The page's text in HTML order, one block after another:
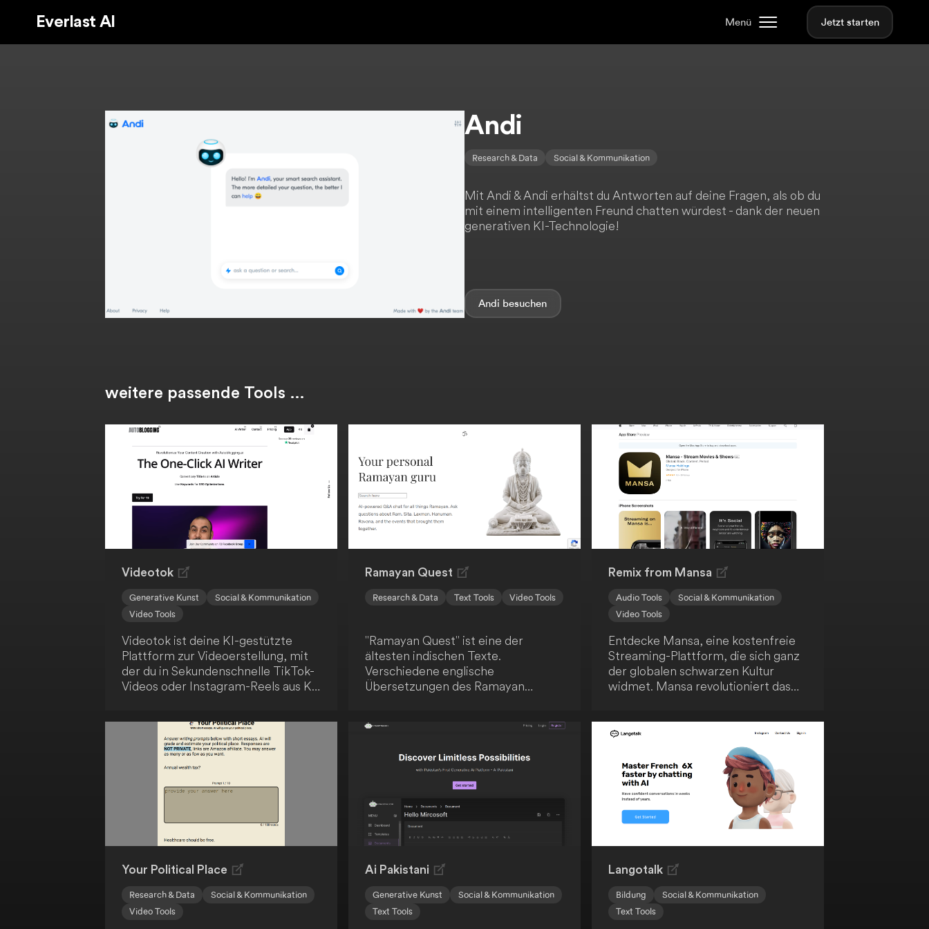
Everlast AI Menü Jetzt starten
Andi
Research & Data Social & Kommunikation
Mit Andi & Andi erhältst du Antworten auf deine Fragen, als ob du
mit einem intelligenten Freund chatten würdest - dank der neuen
generativen KI-Technologie!
Andi
weitere passende Tools …
Videotok
Generative Kunst
Social & Kommunikation
Video Tools
Videotok ist deine KI-gestützte
Plattform zur Videoerstellung, mit
der du in Sekundenschnelle TikTok-
Videos oder Instagram-Reels aus KI-
professionelle
Bearbeitungsfähigkeiten zu
benötigen. Die Nutzung dieser
einfach und intuitiv.
Ramayan Quest
Research & Data Text Tools Video Tools
"Ramayan Quest" ist eine der
ältesten indischen Texte.
Verschiedene englische
Übersetzungen des Ramayan
erweitert. Dies ermöglicht eine
Interpretation des klassischen
Remix from Mansa
Audio Tools
Social & Kommunikation
Video Tools
Entdecke Mansa, eine kostenfreie
Streaming-Plattform, die sich ganz
der globalen schwarzen Kultur
widmet. Mansa revolutioniert das
Du kannst sogar ausgewählte Titel
nach deinen Vorstellungen neu
gestalten - ein einzigartiges
Erlebnis!
Your Political Place
Research & Data
Social & Kommunikation
Video Tools
Ai Pakistani
Generative Kunst
Social & Kommunikation
Text Tools
Langotalk
Bildung
Social & Kommunikation
Text Tools